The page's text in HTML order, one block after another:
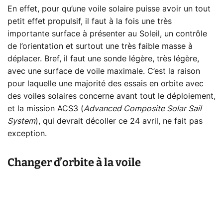
En effet, pour qu’une voile solaire puisse avoir un tout
petit effet propulsif, il faut à la fois une très
importante surface à présenter au Soleil, un contrôle
de l’orientation et surtout une très faible masse à
déplacer. Bref, il faut une sonde légère, très légère,
avec une surface de voile maximale. C’est la raison
pour laquelle une majorité des essais en orbite avec
des voiles solaires concerne avant tout le déploiement,
et la mission ACS3 (Advanced Composite Solar Sail
System), qui devrait décoller ce 24 avril, ne fait pas
exception.
Changer d’orbite à la voile